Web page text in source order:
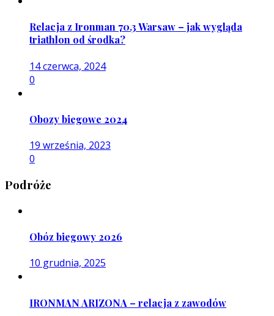
Relacja z Ironman 70.3 Warsaw – jak wygląda
triathlon od środka?
14 czerwca, 2024
0
Obozy biegowe 2024
19 września, 2023
0
Podróże
Obóz biegowy 2026
10 grudnia, 2025
IRONMAN ARIZONA – relacja z zawodów